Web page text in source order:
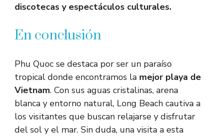
discotecas y espectáculos culturales.
En conclusión
Phu Quoc se destaca por ser un paraíso
tropical donde encontramos la mejor playa de
Vietnam. Con sus aguas cristalinas, arena
blanca y entorno natural, Long Beach cautiva a
los visitantes que buscan relajarse y disfrutar
del sol y el mar. Sin duda, una visita a esta